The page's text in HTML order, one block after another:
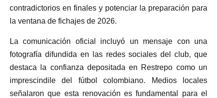
contradictorios en finales y potenciar la preparación para
la ventana de fichajes de 2026.
La comunicación oficial incluyó un mensaje con una
fotografía difundida en las redes sociales del club, que
destaca la confianza depositada en Restrepo como un
imprescindile del fútbol colombiano. Medios locales
señalaron que esta renovación es fundamental para el